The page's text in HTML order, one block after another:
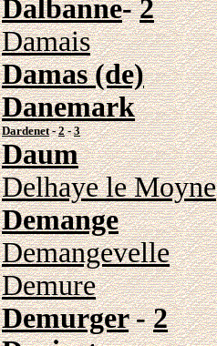
Dalbanne-2
Damais
Damas (de)
Danemark
Dardenet-2-3
Daum
Delhaye le Moyne
Demange
Demangevelle
Demure
Demurger-2